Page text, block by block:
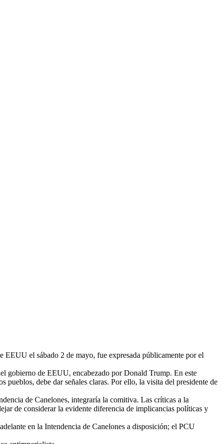
el sábado 2 de mayo, fue expresada públicamente por el
gobierno de EEUU, encabezado por Donald Trump. En este
pueblos, debe dar señales claras. Por ello, la visita del presidente de
de Canelones, integraría la comitiva. Las críticas a la
de considerar la evidente diferencia de implicancias políticas y
en la Intendencia de Canelones a disposición; el PCU